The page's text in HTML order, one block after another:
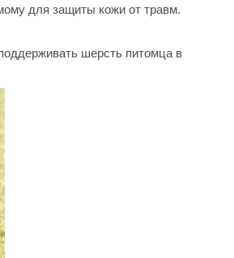
для защиты кожи от травм.
шерсть питомца в